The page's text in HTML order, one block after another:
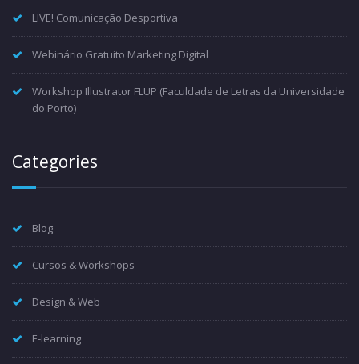
LIVE! Comunicação Desportiva
Webinário Gratuito Marketing Digital
Workshop Illustrator FLUP (Faculdade de Letras da Universidade
do Porto)
Categories
Blog
Cursos & Workshops
Design & Web
E-learning